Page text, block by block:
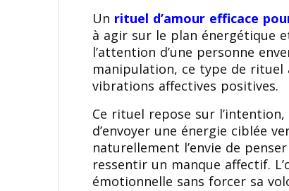
Un rituel d’amour efficace
à agir sur le plan énergétique
l’attention d’une personne
manipulation, ce type de
vibrations affectives positives.
Ce rituel repose sur
d’envoyer une énergie ciblée
naturellement l’envie de
ressentir un manque affectif.
émotionnelle sans forcer sa